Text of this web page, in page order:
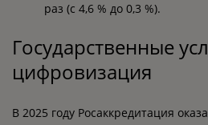
раз (с 4,6 % до 0,3 %).
Государственные
цифровизация
В 2025 году Росаккредитация